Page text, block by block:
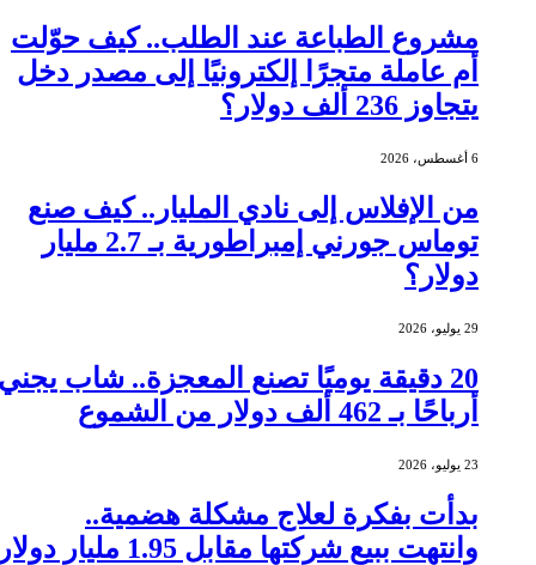
مشروع الطباعة عند الطلب.. كيف حوّلت
أم عاملة متجرًا إلكترونيًا إلى مصدر دخل
يتجاوز 236 ألف دولار؟
6 أغسطس، 2026
من الإفلاس إلى نادي المليار.. كيف صنع
توماس جورني إمبراطورية بـ 2.7 مليار
دولار؟
29 يوليو، 2026
20 دقيقة يوميًا تصنع المعجزة.. شاب يجني
أرباحًا بـ 462 ألف دولار من الشموع
23 يوليو، 2026
بدأت بفكرة لعلاج مشكلة هضمية..
وانتهت ببيع شركتها مقابل 1.95 مليار دولار